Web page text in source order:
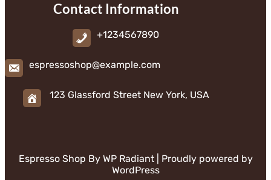
Contact Information
+1234567890
espressoshop@example.com
123 Glassford Street New York, USA
Espresso Shop ByWP Radiant| Proudly powered by
WordPress